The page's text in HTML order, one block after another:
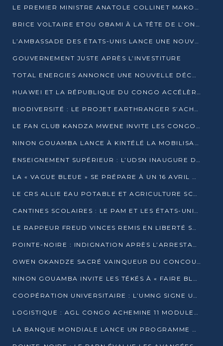
LE PREMIER MINISTRE ANATOLE COLLINET MAKOSSO DÉMISSIONNE AVEC SON GOUVERNEMENT
BRICE VOLTAIRE ETOU OBAMI À LA TÊTE DE L’ONEC-C POUR TROIS ANS
L’AMBASSADE DES ÉTATS-UNIS LANCE UNE NOUVELLE COHORTE DU PROGRAMME ACCESS MICRO-SCHOLARSHIP
GOUVERNEMENT JUSTE APRÈS L’INVESTITURE
TOTAL ENERGIES ANNONCE UNE NOUVELLE DÉCOUVERTE D’HYDROCARBURES SUR LE PERMIS MOHO AU LARGE DU CONGO
HUAWEI ET LA RÉPUBLIQUE DU CONGO ACCÉLÈRENT LEUR PARTENARIAT
BIODIVERSITÉ : LE PROJET EARTHRANGER S’ACHÈVE, MAIS LES DÉFIS DEMEURENT
LE FAN CLUB KANDZA MWENE INVITE LES CONGOLAIS À UNE FORTE AFFLUENCE AU STADE DE KINTÉLÉ
NINON GOUAMBA LANCE À KINTÉLÉ LA MOBILISATION POUR L’INVESTITURE DR DSN
ENSEIGNEMENT SUPÉRIEUR : L’UDSN INAUGURE DES LABORATOIRES POUR BOOSTER LA FORMATION PRATIQUE
LA « VAGUE BLEUE » SE PRÉPARE À UN 16 AVRIL HISTORIQUE
LE CRS ALLIE EAU POTABLE ET AGRICULTURE SCOLAIRE AU CŒUR DE LA TRANSFORMATION DES ÉCOLES RURALES
CANTINES SCOLAIRES : LE PAM ET LES ÉTATS-UNIS AU CONTACT DES ÉCOLIERS DE KINKALA
LE RAPPEUR FREUD VINCES REMIS EN LIBERTÉ SOUS PRESSION MÉDIATIQUE
POINTE-NOIRE : INDIGNATION APRÈS L’ARRESTATION DU RAPPEUR FREUD VINCES
OWEN OKANDZE SACRÉ VAINQUEUR DU CONCOURS SLAM POUR LA VIE
NINON GOUAMBA INVITE LES TÉKÉS À « FAIRE BLOC » POUR PESER DANS LE DÉBAT NATIONAL
COOPÉRATION UNIVERSITAIRE : L’UMNG SIGNE UN ACCORD STRATÉGIQUE AVEC L’UNIVERSITÉ HAINAN EN CHINE
LOGISTIQUE : AGL CONGO ACHEMINE 11 MODULES GÉANTS JUSQU’À BRAZZAVILLE
LA BANQUE MONDIALE LANCE UN PROGRAMME DE 394 MILLIONS DE DOLLARS POUR LE BASSIN DU CONGO